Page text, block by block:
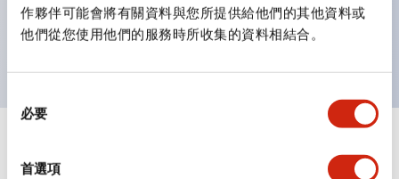
作夥伴可能會將有關資料與您所提供給他們的其他資料或
他們從您使用他們的服務時所收集的資料相結合。
必要
首選項
符合 ISO 3864-4 安全色規範：在危險或緊急狀況下，
顏色表現更明確鮮明，便於更多人識別。
顯示全部+